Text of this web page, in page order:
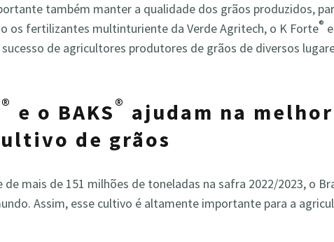
também manter a qualidade dos grãos produzidos,
os fertilizantes multinturiente da Verde Agritech, o K Forte®
de agricultores produtores de grãos de diversos
® e o BAKS® ajudam na
de grãos
mais de 151 milhões de toneladas na safra 2022/2023, o
Assim, esse cultivo é altamente importante para a